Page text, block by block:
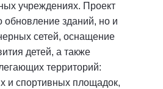
учреждениях. Проект
обновление зданий, но и
сетей, оснащение
детей, а также
территорий:
и спортивных площадок,